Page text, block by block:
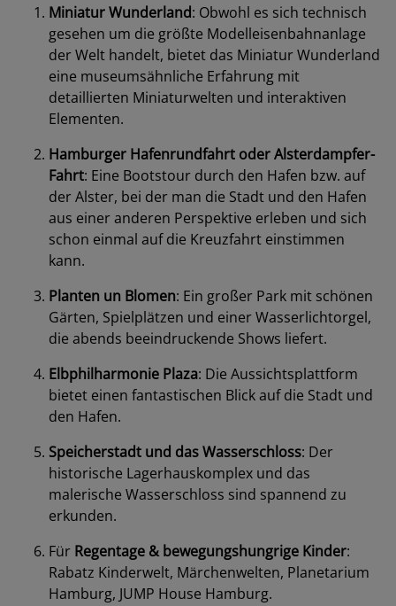
Miniatur Wunderland: Obwohl es sich technisch
gesehen um die größte Modelleisenbahnanlage
der Welt handelt, bietet das Miniatur Wunderland
eine museumsähnliche Erfahrung mit
detaillierten Miniaturwelten und interaktiven
Elementen.
Hamburger Hafenrundfahrt oder Alsterdampfer-
Fahrt: Eine Bootstour durch den Hafen bzw. auf
der Alster, bei der man die Stadt und den Hafen
aus einer anderen Perspektive erleben und sich
schon einmal auf die Kreuzfahrt einstimmen
kann.
Planten un Blomen: Ein großer Park mit schönen
Gärten, Spielplätzen und einer Wasserlichtorgel,
die abends beeindruckende Shows liefert.
Elbphilharmonie Plaza: Die Aussichtsplattform
bietet einen fantastischen Blick auf die Stadt und
den Hafen.
Speicherstadt und das Wasserschloss: Der
historische Lagerhauskomplex und das
malerische Wasserschloss sind spannend zu
erkunden.
Für Regentage & bewegungshungrige Kinder:
Rabatz Kinderwelt, Märchenwelten, Planetarium
Hamburg, JUMP House Hamburg.